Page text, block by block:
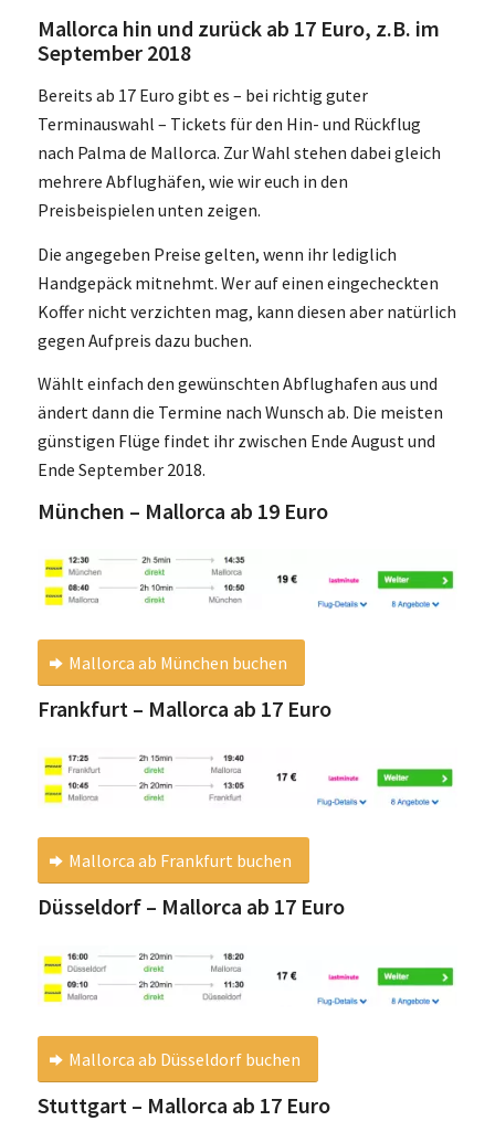
Mallorca hin und zurück ab 17 Euro, z.B. im
September 2018
Bereits ab 17 Euro gibt es – bei richtig guter
Terminauswahl – Tickets für den Hin- und Rückflug
nach Palma de Mallorca. Zur Wahl stehen dabei gleich
mehrere Abflughäfen, wie wir euch in den
Preisbeispielen unten zeigen.
Die angegeben Preise gelten, wenn ihr lediglich
Handgepäck mitnehmt. Wer auf einen eingecheckten
Koffer nicht verzichten mag, kann diesen aber natürlich
gegen Aufpreis dazu buchen.
Wählt einfach den gewünschten Abflughafen aus und
ändert dann die Termine nach Wunsch ab. Die meisten
günstigen Flüge findet ihr zwischen Ende August und
Ende September 2018.
München – Mallorca ab 19 Euro
Mallorca ab München buchen
Frankfurt – Mallorca ab 17 Euro
Mallorca ab Frankfurt buchen
Düsseldorf – Mallorca ab 17 Euro
Mallorca ab Düsseldorf buchen
Stuttgart – Mallorca ab 17 Euro